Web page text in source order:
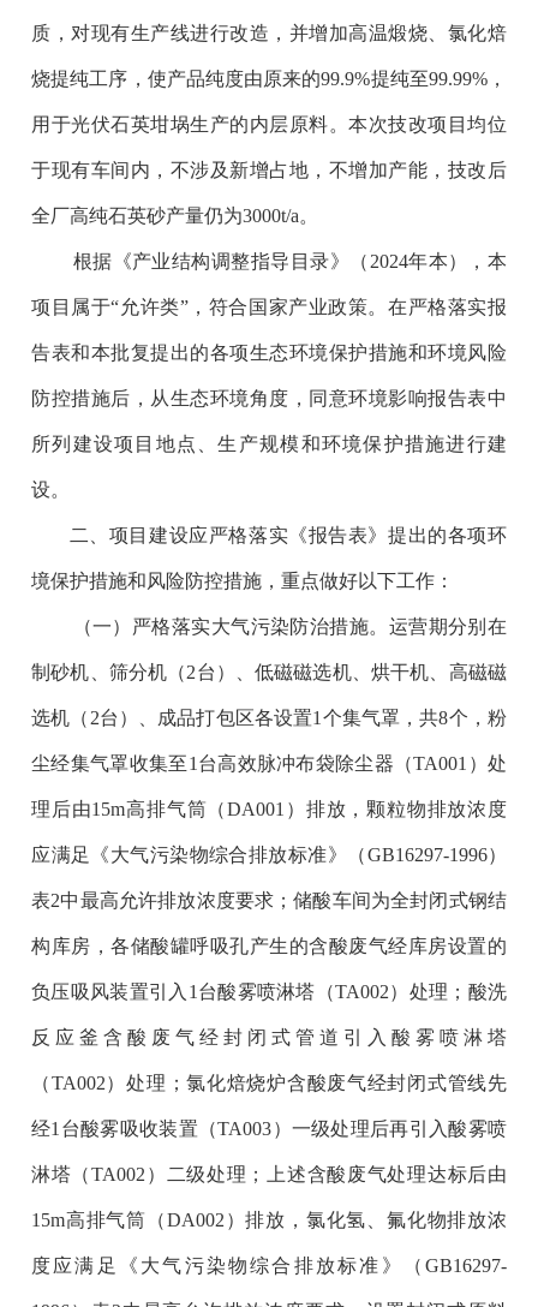
质，对现有生产线进行改造，并增加高温煅烧、氯化焙
烧提纯工序，使产品纯度由原来的99.9%提纯至99.99%，
用于光伏石英坩埚生产的内层原料。本次技改项目均位
于现有车间内，不涉及新增占地，不增加产能，技改后
全厂高纯石英砂产量仍为3000t/a。
根据《产业结构调整指导目录》（2024年本），本
项目属于“允许类”，符合国家产业政策。在严格落实报
告表和本批复提出的各项生态环境保护措施和环境风险
防控措施后，从生态环境角度，同意环境影响报告表中
所列建设项目地点、生产规模和环境保护措施进行建
设。
二、项目建设应严格落实《报告表》提出的各项环
境保护措施和风险防控措施，重点做好以下工作：
（一）严格落实大气污染防治措施。运营期分别在
制砂机、筛分机（2台）、低磁磁选机、烘干机、高磁磁
选机（2台）、成品打包区各设置1个集气罩，共8个，粉
尘经集气罩收集至1台高效脉冲布袋除尘器（TA001）处
理后由15m高排气筒（DA001）排放，颗粒物排放浓度
应满足《大气污染物综合排放标准》（GB16297-1996）
表2中最高允许排放浓度要求；储酸车间为全封闭式钢结
构库房，各储酸罐呼吸孔产生的含酸废气经库房设置的
负压吸风装置引入1台酸雾喷淋塔（TA002）处理；酸洗
反应釜含酸废气经封闭式管道引入酸雾喷淋塔
（TA002）处理；氯化焙烧炉含酸废气经封闭式管线先
经1台酸雾吸收装置（TA003）一级处理后再引入酸雾喷
淋塔（TA002）二级处理；上述含酸废气处理达标后由
15m高排气筒（DA002）排放，氯化氢、氟化物排放浓
度应满足《大气污染物综合排放标准》（GB16297-